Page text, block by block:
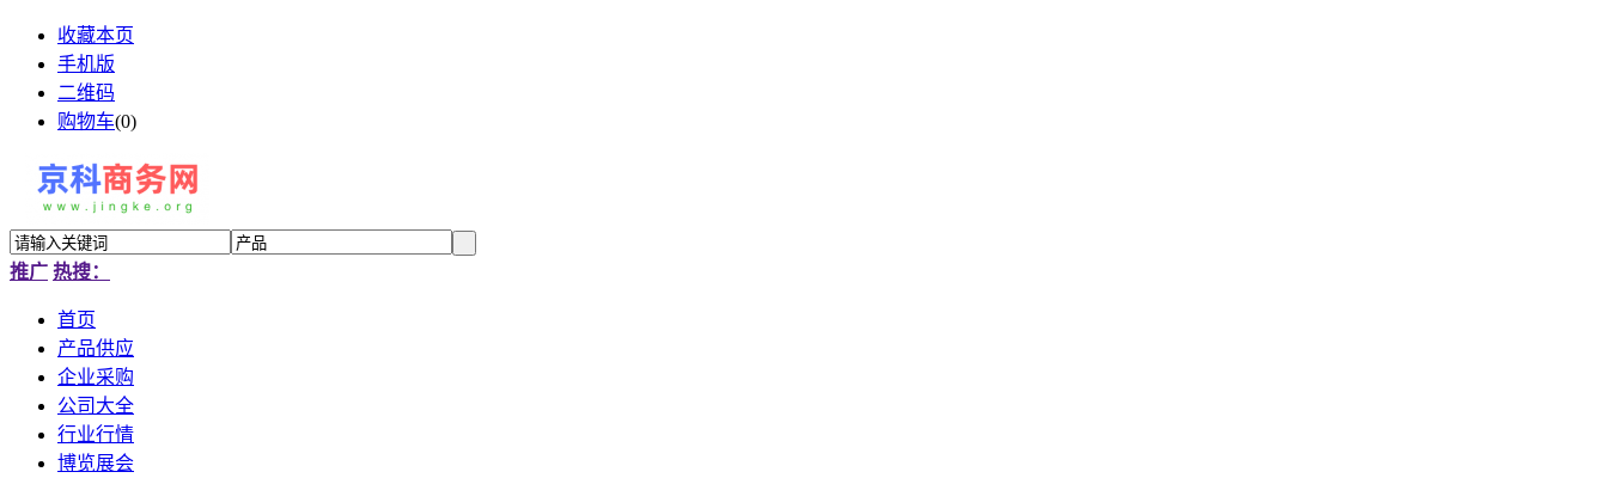
收藏本页
手机版
二维码
购物车(0)
推广 热搜：
首页
产品供应
企业采购
公司大全
行业行情
博览展会